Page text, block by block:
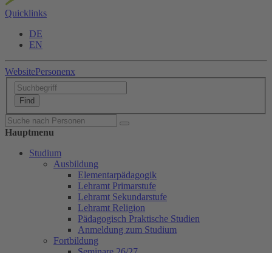
Quicklinks
DE
EN
WebsitePersonenx
Hauptmenu
Studium
Ausbildung
Elementarpädagogik
Lehramt Primarstufe
Lehramt Sekundarstufe
Lehramt Religion
Pädagogisch Praktische Studien
Anmeldung zum Studium
Fortbildung